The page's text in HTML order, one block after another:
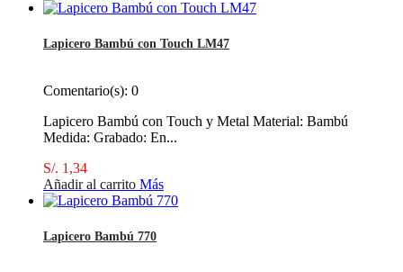
Lapicero Bambú con Touch LM47
Comentario(s): 0
Lapicero Bambú con Touch y Metal Material: Bambú
Medida: Grabado: En...
S/. 1,34
Añadir al carrito Más
Lapicero Bambú 770